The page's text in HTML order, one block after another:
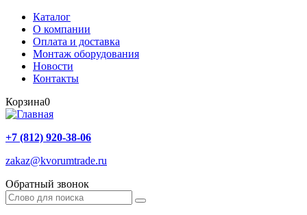
Каталог
О компании
Оплата и доставка
Монтаж оборудования
Новости
Контакты
Корзина0
+7 (812) 920-38-06
zakaz@kvorumtrade.ru
Обратный звонок